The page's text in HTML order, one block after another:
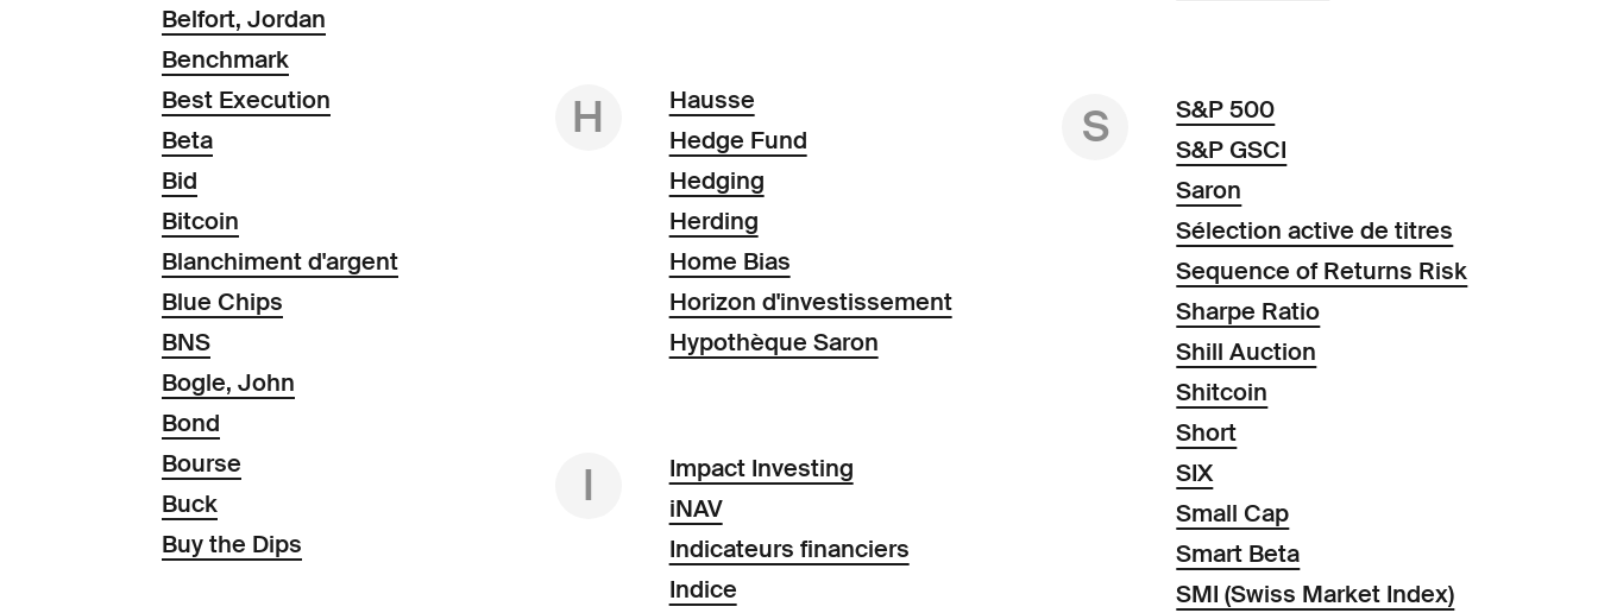
Belfort, Jordan
Benchmark
Best Execution
Beta
Bid
Bitcoin
Blanchiment d'argent
Blue Chips
BNS
Bogle, John
Bond
Bourse
Buck
Buy the Dips
H
Hausse
Hedge Fund
Hedging
Herding
Home Bias
Horizon d'investissement
Hypothèque Saron
I
Impact Investing
iNAV
Indicateurs financiers
Indice
S
S&P 500
S&P GSCI
Saron
Sélection active de titres
Sequence of Returns Risk
Sharpe Ratio
Shill Auction
Shitcoin
Short
SIX
Small Cap
Smart Beta
SMI (Swiss Market Index)